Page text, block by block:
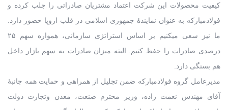
کیفیت محصولات این شرکت اعتماد مشتریان صادراتی را جلب کرده و
فولادمبارکه به عنوان نمایندۀ جمهوری اسلامی در قلب اروپا حضور دارد.
ما نیز سعی میکنیم بر اساس استراتژی سازمانی، همواره سهم ۲۵
درصدی صادرات را حفظ کنیم. البته میزان صادرات به سهم بازار داخل
هم بستگی دارد.
مدیرعامل گروه فولادمبارکه ضمن تجلیل از همراهی و حمایت همه جانبۀ
آقای مهندس نعمت زاده، وزیر محترم صنعت، معدن وتجارت دولت